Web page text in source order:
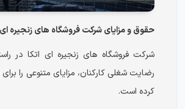
حقوق و مزایای شرکت فروشگاه های زنجیره ای
شرکت فروشگاه های زنجیره ای اتکا در
رضایت شغلی کارکنان، مزایای متنوعی را
کرده است.